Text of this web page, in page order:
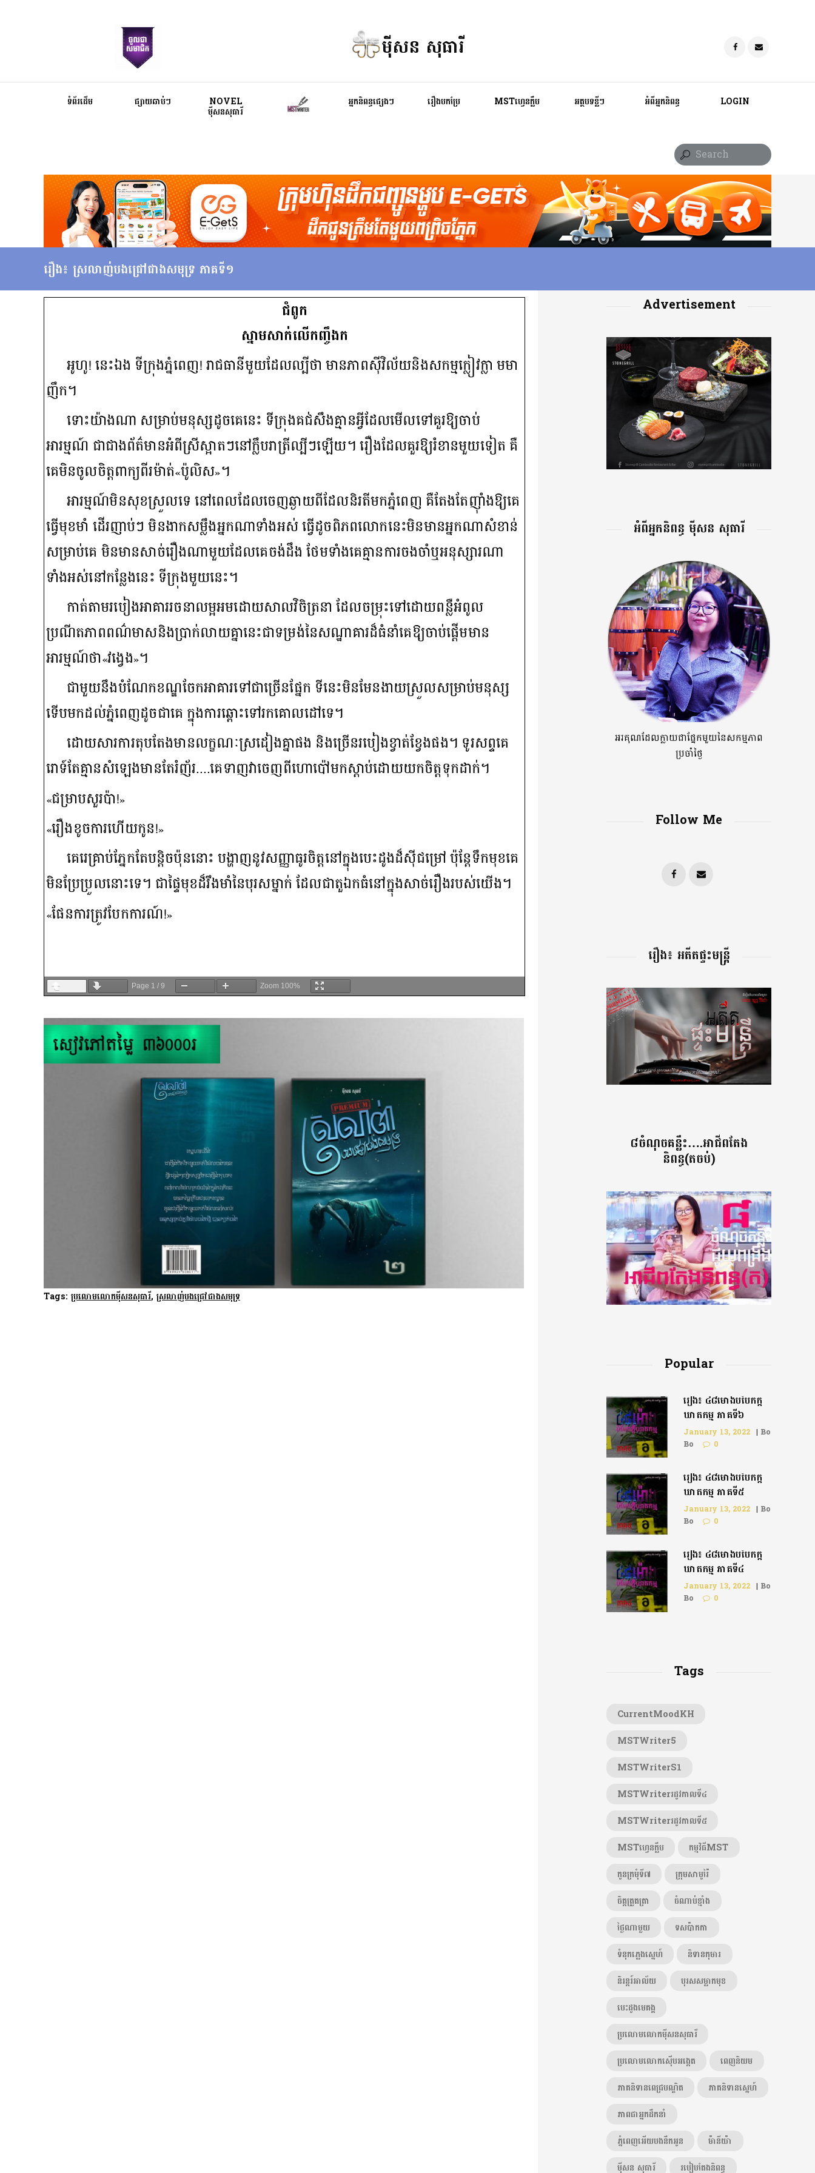
ម៉ីសន សុធារី
ទំព័រដើម ផ្សាយឆាប់ៗ NOVEL
ម៉ីសនសុធារី
អ្នកនិពន្ធផ្សេងៗ រឿងបកប្រែ MSTហ្វេនក្លឹប អត្ថបទខ្លីៗ អំពីអ្នកនិពន្ធ LOGIN
រឿង៖ ស្រលាញ់បងជ្រៅជាងសមុទ្រ ភាគទី១
Page 1 / 9 Zoom 100%
Tags: ប្រលោមលោកម៉ីសនសុធារី, ស្រលាញ់បងជ្រៅជាងសមុទ្រ
Advertisement
អំពីអ្នកនិពន្ធ ម៉ីសន សុធារី
អរគុណដែលក្លាយជាផ្នែកមួយនៃសកម្មភាព
ប្រចាំថ្ងៃ
Follow Me
រឿង៖ អតីតផ្ទះមន្រ្តី
៨ចំណុចគន្លឹះ….អាជីពតែង
និពន្ធ(តចប់)
Popular
រឿង៖ ៤៨ម៉ោងបំបែកក្តី
ឃាតកម្ម ភាគទី៦
January 13, 2022 | Bo
Bo
0
រឿង៖ ៤៨ម៉ោងបំបែកក្ដី
ឃាតកម្ម ភាគទី៥
January 13, 2022 | Bo
Bo
0
រឿង៖ ៤៨ម៉ោងបំបែកក្តី
ឃាតកម្ម ភាគទី៤
January 13, 2022 | Bo
Bo
0
Tags
CurrentMoodKH
MSTWriter5
MSTWriterS1
MSTWriterរដូវកាលទី៤
MSTWriterរដូវកាលទី៥
MSTហ្វេនក្លឹប
កម្មវិធីMST
កូនក្រមុំទី៧
ក្រុមសាមូរ៉ៃ
ចិត្តត្រួតត្រា
ចំណាប់ខ្មាំង
ថ្ងៃណាមួយ
ទសប៉ាកកា
ទំនុកភ្លេងស្នេហ៍
និទានកុមារ
និរន្តរ៍អាល័យ
បុរសសម្លាកមុខ
បេះដូងមេគង្គ
ប្រលោមលោកម៉ីសនសុធារី
ប្រលោមលោកស៊ើបអង្កេត
ពេញនិយម
ភាគនិទានពេជ្របណ្ឌិត
ភាគនិទានស្នេហ៍
ភាពជាអ្នកដឹកនាំ
ភ្នំពេញអើយបងនឹកអូន
ម៉ានីយ៉ា
ម៉ីសន សុធារី
របៀបតែងនិពន្ធ